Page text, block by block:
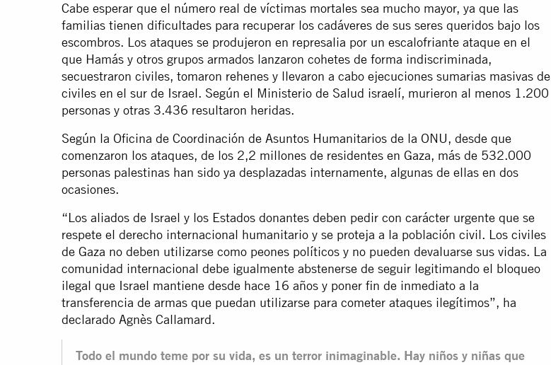
Cabe esperar que el número real de víctimas mortales sea mucho mayor, ya que las
familias tienen dificultades para recuperar los cadáveres de sus seres queridos bajo los
escombros. Los ataques se produjeron en represalia por un escalofriante ataque en el
que Hamás y otros grupos armados lanzaron cohetes de forma indiscriminada,
secuestraron civiles, tomaron rehenes y llevaron a cabo ejecuciones sumarias masivas de
civiles en el sur de Israel. Según el Ministerio de Salud israelí, murieron al menos 1.200
personas y otras 3.436 resultaron heridas.
Según la Oficina de Coordinación de Asuntos Humanitarios de la ONU, desde que
comenzaron los ataques, de los 2,2 millones de residentes en Gaza, más de 532.000
personas palestinas han sido ya desplazadas internamente, algunas de ellas en dos
ocasiones.
“Los aliados de Israel y los Estados donantes deben pedir con carácter urgente que se
respete el derecho internacional humanitario y se proteja a la población civil. Los civiles
de Gaza no deben utilizarse como peones políticos y no pueden devaluarse sus vidas. La
comunidad internacional debe igualmente abstenerse de seguir legitimando el bloqueo
ilegal que Israel mantiene desde hace 16 años y poner fin de inmediato a la
transferencia de armas que puedan utilizarse para cometer ataques ilegítimos”, ha
declarado Agnès Callamard.
Todo el mundo teme por su vida, es un terror inimaginable. Hay niños y niñas que